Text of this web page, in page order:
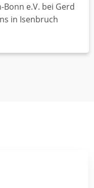
e.V. bei Gerd
in Isenbruch